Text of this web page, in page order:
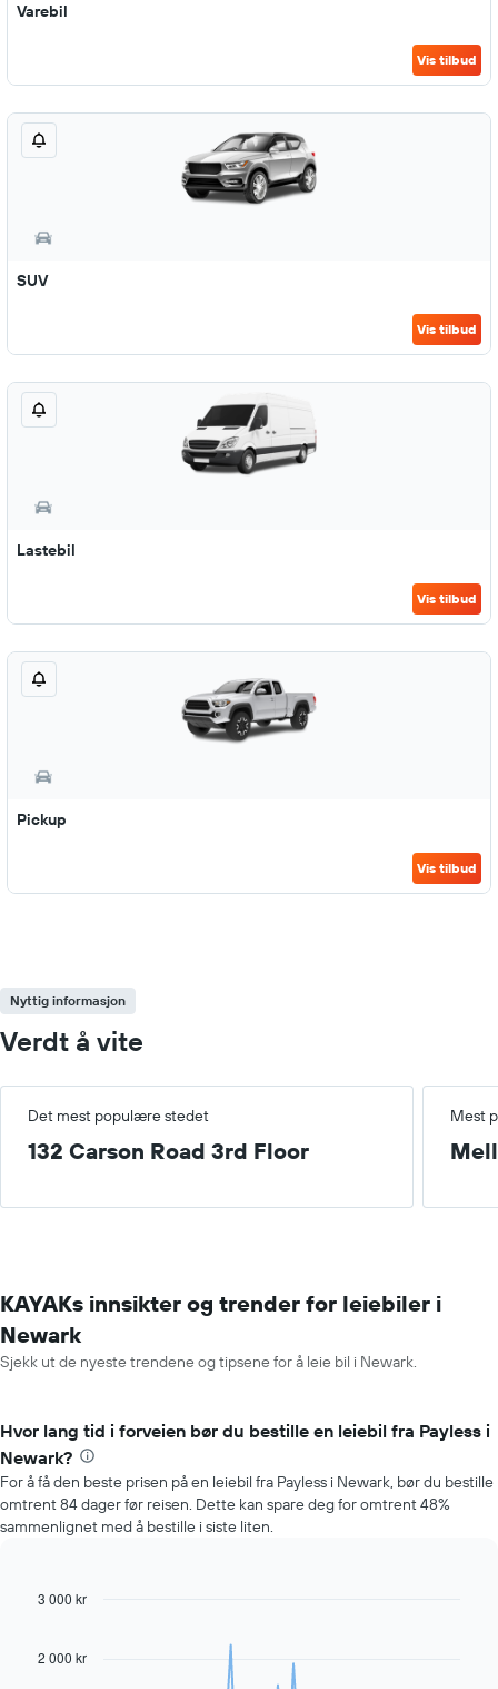
Varebil
Vis tilbud
SUV
Vis tilbud
Lastebil
Vis tilbud
Pickup
Vis tilbud
Nyttig informasjon
Verdt å vite
Det mest populære stedet Mest
132 Carson Road 3rd Floor
KAYAKs innsikter og trender for leiebiler i
Newark
Sjekk ut de nyeste trendene og tipsene for å leie bil i Newark.
Hvor lang tid i forveien bør du bestille en leiebil fra Payless i
Newark?
For å få den beste prisen på en leiebil fra Payless i Newark, bør du bestille
omtrent 84 dager før reisen. Dette kan spare deg for omtrent 48%
sammenlignet med å bestille i siste liten.
Line
91
data
Chart
2 000 kr
3 000 kr